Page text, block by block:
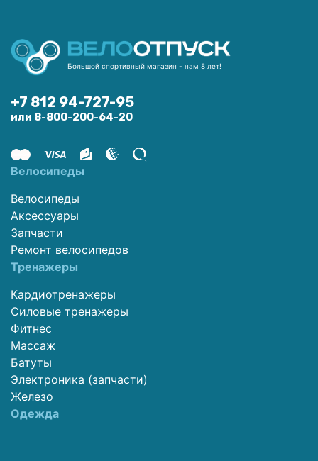
Большой спортивный магазин - нам 8 лет!
+7 812 94-727-95
или 8-800-200-64-20
Велосипеды
Велосипеды
Аксессуары
Запчасти
Ремонт велосипедов
Тренажеры
Кардиотренажеры
Силовые тренажеры
Фитнес
Массаж
Батуты
Электроника (запчасти)
Железо
Одежда